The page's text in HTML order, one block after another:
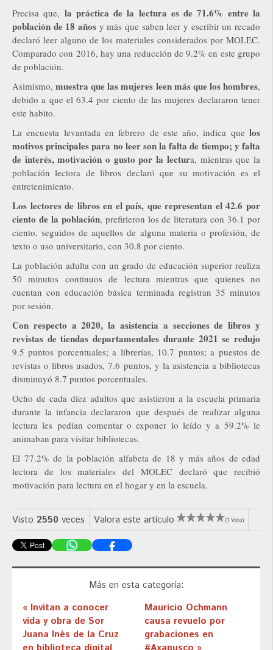
Precisa que, la práctica de la lectura es de 71.6% entre la
población de 18 años y más que saben leer y escribir un recado
declaró leer alguno de los materiales considerados por MOLEC.
Comparado con 2016, hay una reducción de 9.2% en este grupo
de población.
Asimismo,muestra que las mujeres leen más que los hombres,
debido a que el 63.4 por ciento de las mujeres declararon tener
este habito.
La encuesta levantada en febrero de este año, indica que los
motivos principales para no leer son la falta de tiempo; y falta
de interés, motivación o gusto por la lectura, mientras que la
población lectora de libros declaró que su motivación es el
entretenimiento.
Los lectores de libros en el país, que representan el 42.6 por
ciento de la población, prefirieron los de literatura con 36.1 por
ciento, seguidos de aquellos de alguna materia o profesión, de
texto o uso universitario, con 30.8 por ciento.
La población adulta con un grado de educación superior realiza
50 minutos continuos de lectura mientras que quienes no
cuentan con educación básica terminada registran 35 minutos
por sesión.
Con respecto a 2020, la asistencia a secciones de libros y
revistas de tiendas departamentales durante 2021 se redujo
9.5 puntos porcentuales; a librerías, 10.7 puntos; a puestos de
revistas o libros usados, 7.6 puntos, y la asistencia a bibliotecas
disminuyó 8.7 puntos porcentuales.
Ocho de cada diez adultos que asistieron a la escuela primaria
durante la infancia declararon que después de realizar alguna
lectura les pedían comentar o exponer lo leído y a 59.2% le
animaban para visitar bibliotecas.
El 77.2% de la población alfabeta de 18 y más años de edad
lectora de los materiales del MOLEC declaró que recibió
motivación para lectura en el hogar y en la escuela.
Visto 2550 veces Valora este artículo (1 Voto)
Más en esta categoría:
« Invitan a conocer
vida y obra de Sor
Juana Inés de la Cruz
Mauricio Ochmann
causa revuelo por
grabaciones en